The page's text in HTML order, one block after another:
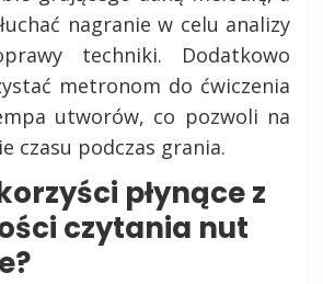
nagranie w celu analizy
techniki. Dodatkowo
metronom do ćwiczenia
utworów, co pozwoli na
czasu podczas grania.
płynące z
czytania nut